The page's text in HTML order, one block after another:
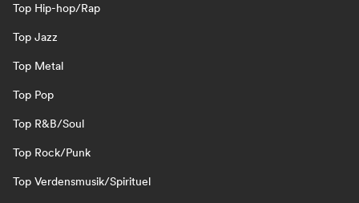
Top Hip-hop/Rap
Top Jazz
Top Metal
Top Pop
Top R&B/Soul
Top Rock/Punk
Top Verdensmusik/Spirituel